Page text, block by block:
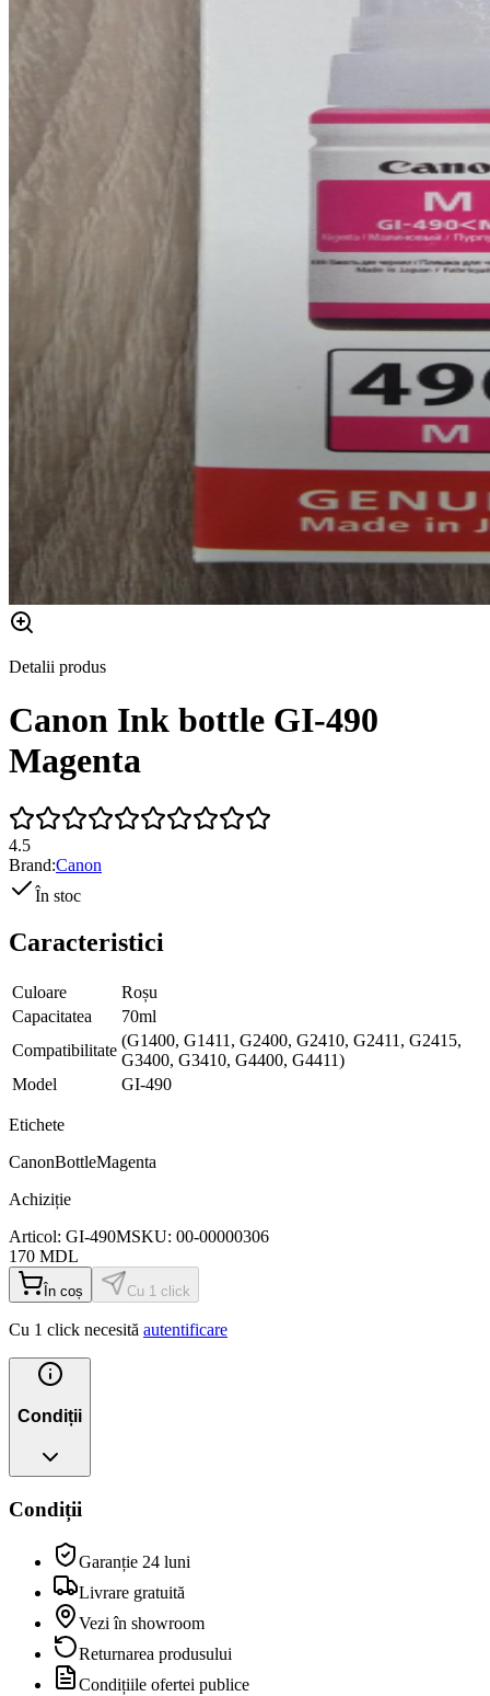
Detalii produs
Canon Ink bottle GI-490
Magenta
4.5
Brand:Canon
În stoc
Caracteristici
Culoare
Roșu
Capacitatea
70ml
Compatibilitate
(G1400, G1411, G2400, G2410, G2411, G2415,
G3400, G3410, G4400, G4411)
Model
GI-490
Etichete
CanonBottleMagenta
Achiziție
Articol: GI-490MSKU: 00-00000306
170 MDL
În coș Cu 1 click
Cu 1 click necesită autentificare
Condiții
Condiții
Garanție 24 luni
Livrare gratuită
Vezi în showroom
Returnarea produsului
Condițiile ofertei publice